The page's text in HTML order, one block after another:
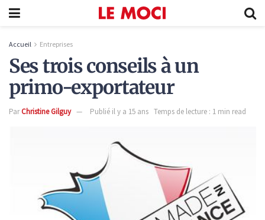
Accueil Entreprises
Ses trois conseils à un
primo-exportateur
ParChristine Gilguy Publié il y a 15 ans Temps de lecture : 1 min read